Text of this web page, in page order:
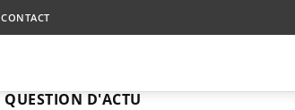
CONTACT
QUESTION D'ACTU